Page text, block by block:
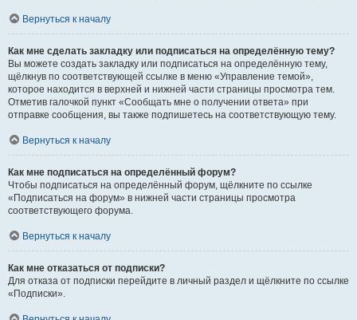
Вернуться к началу
Как мне сделать закладку или подписаться на определённую тему?
Вы можете создать закладку или подписаться на определённую тему,
щёлкнув по соответствующей ссылке в меню «Управление темой»,
которое находится в верхней и нижней части страницы просмотра тем.
Отметив галочкой пункт «Сообщать мне о получении ответа» при
отправке сообщения, вы также подпишетесь на соответствующую тему.
Вернуться к началу
Как мне подписаться на определённый форум?
Чтобы подписаться на определённый форум, щёлкните по ссылке
«Подписаться на форум» в нижней части страницы просмотра
соответствующего форума.
Вернуться к началу
Как мне отказаться от подписки?
Для отказа от подписки перейдите в личный раздел и щёлкните по ссылке
«Подписки».